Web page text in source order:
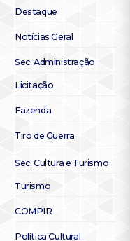
Destaque
Notícias Geral
Sec. Administração
Licitação
Fazenda
Tiro de Guerra
Sec. Cultura e Turismo
Turismo
COMPIR
Política Cultural